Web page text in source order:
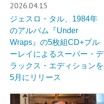
2026.04.15
ジェスロ・タル、1984年
のアルバム『Under
Wraps』の5枚組CD+ブル
ーレイによるスーパー・デ
ラックス・エディションを
5月にリリース